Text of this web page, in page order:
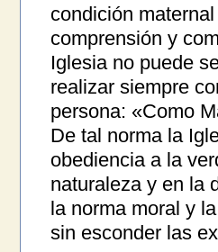
condición
comprensión y
Iglesia no puede
realizar siempre
persona: «Como
De tal norma la
obediencia a la
naturaleza y en la
la norma moral y
sin esconder las